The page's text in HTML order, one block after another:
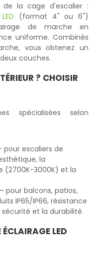
de la cage d'escalier :
(format 4" ou 6")
de marche en
uniforme. Combinés
vous obtenez un
couches.
? CHOISIR
spécialisées selon
pour escaliers de
la
(2700K-3000K) et la
pour balcons, patios,
IP65/IP66, résistance
et la durabilité.
LED